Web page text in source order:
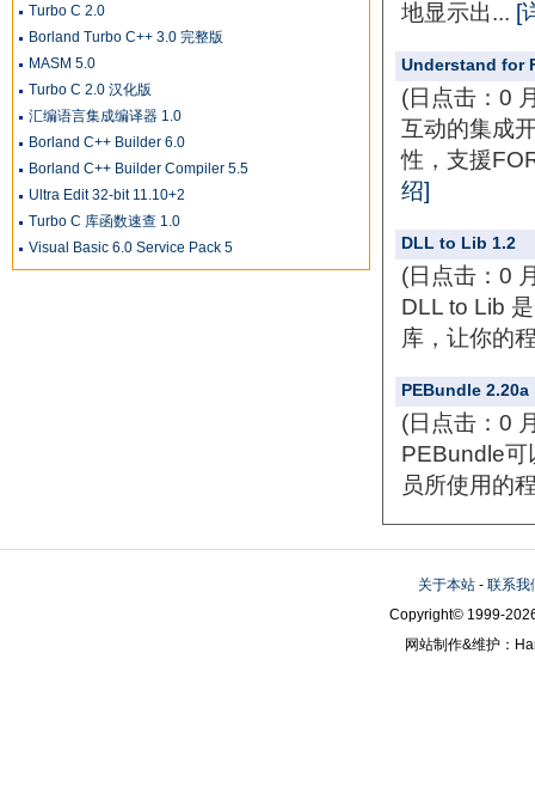
Turbo C 2.0
Borland Turbo C++ 3.0 完整版
MASM 5.0
Turbo C 2.0 汉化版
汇编语言集成编译器 1.0
Borland C++ Builder 6.0
Borland C++ Builder Compiler 5.5
Ultra Edit 32-bit 11.10+2
Turbo C 库函数速查 1.0
Visual Basic 6.0 Service Pack 5
地显示出... [
Understand for
(日点击：0
互动的集成
性，支援
绍]
DLL to Lib 1.2
(日点击：0
DLL to Lib
库，让你的
PEBundle 2.20a
(日点击：0
PEBundle可
员所使用的
关于本站 - 联系我
Copyright© 1999-
网站制作&维护：